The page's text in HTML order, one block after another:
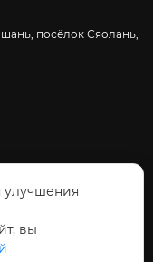
посёлок Сяолань,
вы